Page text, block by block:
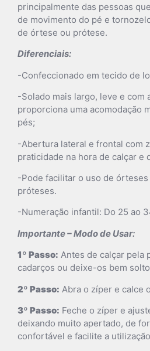
principalmente das pessoas
de movimento do pé e
de órtese ou prótese.
Diferenciais:
-Confeccionado em tecido de
-Solado mais largo, leve e com
proporciona uma acomodação
pés;
-Abertura lateral e frontal com
praticidade na hora de calçar e
-Pode facilitar o uso de
próteses.
-Numeração infantil: Do 25 ao
Importante – Modo de Usar:
1º Passo: Antes de calçar pela
cadarços ou deixe-os bem
2º Passo: Abra o zíper e calce
3º Passo: Feche o zíper e
deixando muito apertado, de
confortável e facilite a